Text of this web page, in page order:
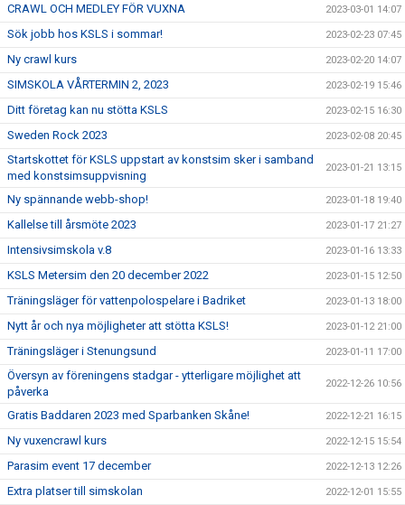
CRAWL OCH MEDLEY FÖR VUXNA 2023-03-01 14:07
Sök jobb hos KSLS i sommar! 2023-02-23 07:45
Ny crawl kurs 2023-02-20 14:07
SIMSKOLA VÅRTERMIN 2, 2023 2023-02-19 15:46
Ditt företag kan nu stötta KSLS 2023-02-15 16:30
Sweden Rock 2023 2023-02-08 20:45
Startskottet för KSLS uppstart av konstsim sker i samband
med konstsimsuppvisning
2023-01-21 13:15
Ny spännande webb-shop! 2023-01-18 19:40
Kallelse till årsmöte 2023 2023-01-17 21:27
Intensivsimskola v.8 2023-01-16 13:33
KSLS Metersim den 20 december 2022 2023-01-15 12:50
Träningsläger för vattenpolospelare i Badriket 2023-01-13 18:00
Nytt år och nya möjligheter att stötta KSLS! 2023-01-12 21:00
Träningsläger i Stenungsund 2023-01-11 17:00
Översyn av föreningens stadgar - ytterligare möjlighet att
påverka
2022-12-26 10:56
Gratis Baddaren 2023 med Sparbanken Skåne! 2022-12-21 16:15
Ny vuxencrawl kurs 2022-12-15 15:54
Parasim event 17 december 2022-12-13 12:26
Extra platser till simskolan 2022-12-01 15:55